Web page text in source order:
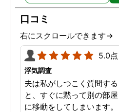
口コミ
右にスクロールできます→
5.0点
浮気調査
夫は私がしつこく質問する
と、すぐに黙って別の部屋
に移動をしてしまいます。